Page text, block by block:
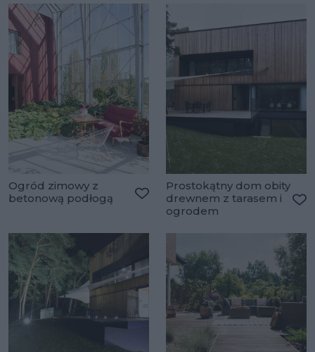
Ogród zimowy z
betonową podłogą
Dodaj do ulubionych
Prostokątny dom obity
drewnem z tarasem i
ogrodem